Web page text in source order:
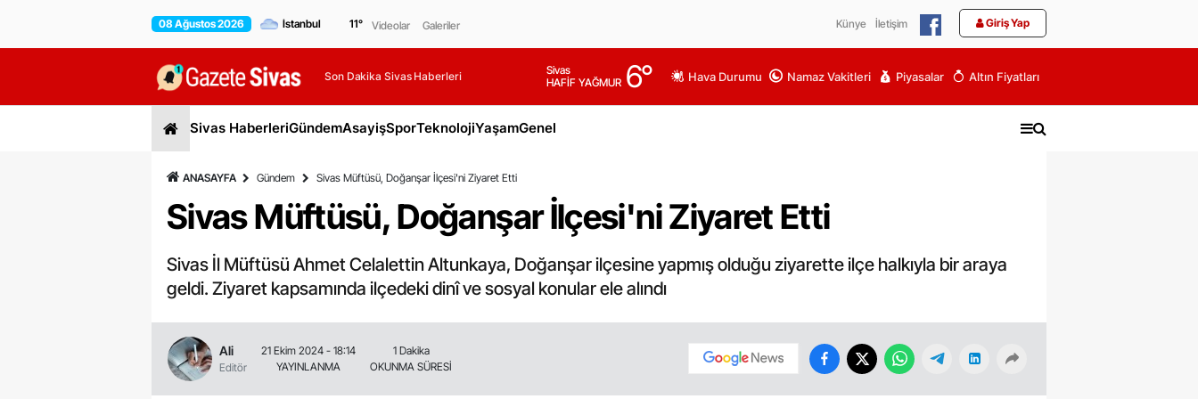
08 Ağustos 2026 11° Videolar Galeriler Künye İletişim Giriş Yap
Son Dakika Sivas Haberleri
Sivas
HAFİF YAĞMUR 6° Hava Durumu Namaz Vakitleri Piyasalar Altın Fiyatları
Sivas HaberleriGündemAsayişSporTeknolojiYaşamGenel
ANASAYFA Gündem Sivas Müftüsü, Doğanşar İlçesi'ni Ziyaret Etti
Sivas Müftüsü, Doğanşar İlçesi'ni Ziyaret Etti
Sivas İl Müftüsü Ahmet Celalettin Altunkaya, Doğanşar ilçesine yapmış olduğu ziyarette ilçe halkıyla bir araya
geldi. Ziyaret kapsamında ilçedeki dinî ve sosyal konular ele alındı
Ali
Editör
21 Ekim 2024 - 18:14
YAYINLANMA
1 Dakika
OKUNMA SÜRESİ